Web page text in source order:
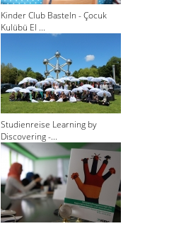
Kinder Club Basteln - Çocuk
Kulübü El ...
Studienreise Learning by
Discovering -...